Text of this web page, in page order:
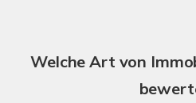
Welche Art von